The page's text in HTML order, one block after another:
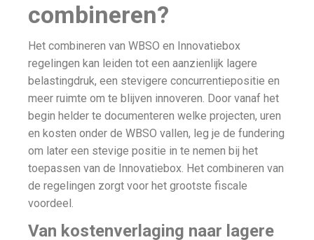
combineren?
Het combineren van WBSO en Innovatiebox
regelingen kan leiden tot een aanzienlijk lagere
belastingdruk, een stevigere concurrentiepositie en
meer ruimte om te blijven innoveren. Door vanaf het
begin helder te documenteren welke projecten, uren
en kosten onder de WBSO vallen, leg je de fundering
om later een stevige positie in te nemen bij het
toepassen van de Innovatiebox. Het combineren van
de regelingen zorgt voor het grootste fiscale
voordeel.
Van kostenverlaging naar lagere